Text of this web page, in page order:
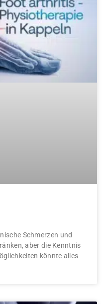
Schmerzen und
aber die Kenntnis
könnte alles